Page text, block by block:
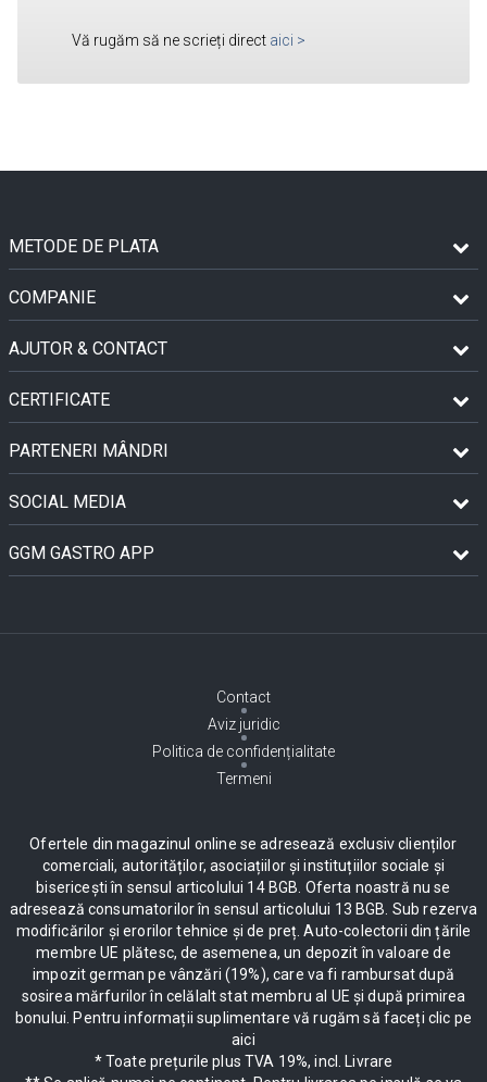
Vă rugăm să ne scrieți direct aici >
METODE DE PLATA
COMPANIE
AJUTOR & CONTACT
CERTIFICATE
PARTENERI MÂNDRI
SOCIAL MEDIA
GGM GASTRO APP
Contact
Aviz juridic
Politica de confidențialitate
Termeni
Ofertele din magazinul online se adresează exclusiv clienților
comerciali, autorităților, asociațiilor și instituțiilor sociale și
bisericești în sensul articolului 14 BGB. Oferta noastră nu se
adresează consumatorilor în sensul articolului 13 BGB. Sub rezerva
modificărilor și erorilor tehnice și de preț. Auto-colectorii din țările
membre UE plătesc, de asemenea, un depozit în valoare de
impozit german pe vânzări (19%), care va fi rambursat după
sosirea mărfurilor în celălalt stat membru al UE și după primirea
bonului. Pentru informații suplimentare vă rugăm să faceți clic pe
aici
* Toate prețurile plus TVA 19%, incl. Livrare